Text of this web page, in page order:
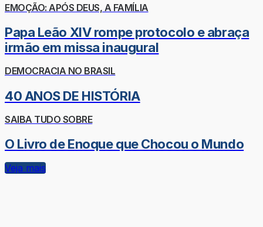
EMOÇÃO: APÓS DEUS, A FAMÍLIA
Papa Leão XIV rompe protocolo e abraça
irmão em missa inaugural
DEMOCRACIA NO BRASIL
40 ANOS DE HISTÓRIA
SAIBA TUDO SOBRE
O Livro de Enoque que Chocou o Mundo
Veja mais